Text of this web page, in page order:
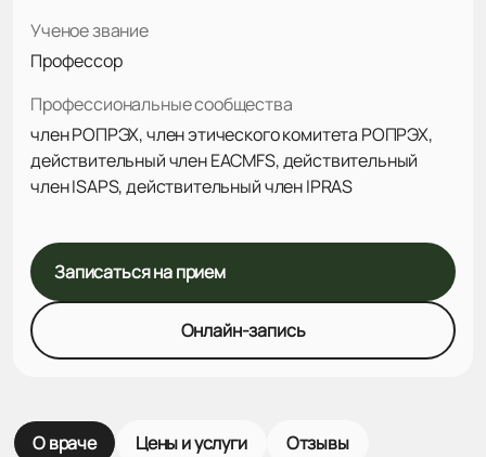
Ученое звание
Профессор
Профессиональные сообщества
член РОПРЭХ, член этического комитета РОПРЭХ,
действительный член EACMFS, действительный
член ISAPS, действительный член IPRAS
Записаться на прием
Онлайн-запись
О враче Цены и услуги Отзывы